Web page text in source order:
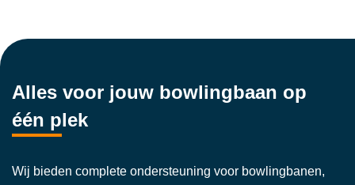
Alles voor jouw bowlingbaan op
één plek
Wij bieden complete ondersteuning voor bowlingbanen,